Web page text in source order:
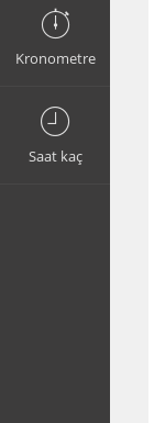
Kronometre
Saat kaç